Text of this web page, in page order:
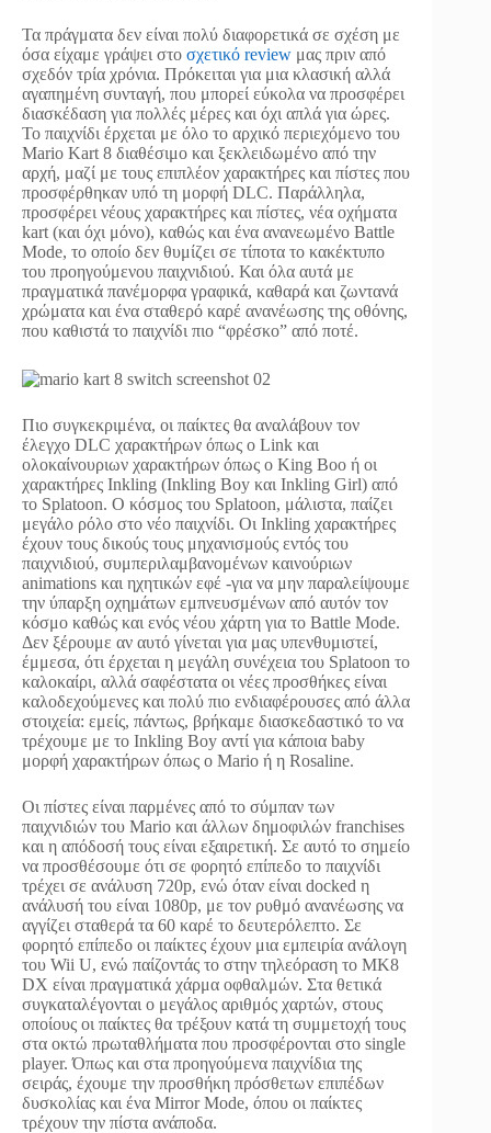
Τα πράγματα δεν είναι πολύ διαφορετικά σε σχέση με
όσα είχαμε γράψει στο σχετικό review μας πριν από
σχεδόν τρία χρόνια. Πρόκειται για μια κλασική αλλά
αγαπημένη συνταγή, που μπορεί εύκολα να προσφέρει
διασκέδαση για πολλές μέρες και όχι απλά για ώρες.
Το παιχνίδι έρχεται με όλο το αρχικό περιεχόμενο του
Μario Kart 8 διαθέσιμο και ξεκλειδωμένο από την
αρχή, μαζί με τους επιπλέον χαρακτήρες και πίστες που
προσφέρθηκαν υπό τη μορφή DLC. Παράλληλα,
προσφέρει νέους χαρακτήρες και πίστες, νέα οχήματα
kart (και όχι μόνο), καθώς και ένα ανανεωμένο Battle
Mode, το οποίο δεν θυμίζει σε τίποτα το κακέκτυπο
του προηγούμενου παιχνιδιού. Και όλα αυτά με
πραγματικά πανέμορφα γραφικά, καθαρά και ζωντανά
χρώματα και ένα σταθερό καρέ ανανέωσης της οθόνης,
που καθιστά το παιχνίδι πιο “φρέσκο” από ποτέ.
Πιο συγκεκριμένα, οι παίκτες θα αναλάβουν τον
έλεγχο DLC χαρακτήρων όπως ο Link και
ολοκαίνουριων χαρακτήρων όπως ο King Boo ή οι
χαρακτήρες Inkling (Inkling Boy και Inkling Girl) από
το Splatoon. O κόσμος του Splatoon, μάλιστα, παίζει
μεγάλο ρόλο στο νέο παιχνίδι. Οι Inkling χαρακτήρες
έχουν τους δικούς τους μηχανισμούς εντός του
παιχνιδιού, συμπεριλαμβανομένων καινούριων
animations και ηχητικών εφέ -για να μην παραλείψουμε
την ύπαρξη οχημάτων εμπνευσμένων από αυτόν τον
κόσμο καθώς και ενός νέου χάρτη για το Battle Mode.
Δεν ξέρουμε αν αυτό γίνεται για μας υπενθυμιστεί,
έμμεσα, ότι έρχεται η μεγάλη συνέχεια του Splatoon το
καλοκαίρι, αλλά σαφέστατα οι νέες προσθήκες είναι
καλοδεχούμενες και πολύ πιο ενδιαφέρουσες από άλλα
στοιχεία: εμείς, πάντως, βρήκαμε διασκεδαστικό το να
τρέχουμε με το Inkling Boy αντί για κάποια baby
μορφή χαρακτήρων όπως ο Mario ή η Rosaline.
Οι πίστες είναι παρμένες από το σύμπαν των
παιχνιδιών του Mario και άλλων δημοφιλών franchises
και η απόδοσή τους είναι εξαιρετική. Σε αυτό το σημείο
να προσθέσουμε ότι σε φορητό επίπεδο το παιχνίδι
τρέχει σε ανάλυση 720p, ενώ όταν είναι docked η
ανάλυσή του είναι 1080p, με τον ρυθμό ανανέωσης να
αγγίζει σταθερά τα 60 καρέ το δευτερόλεπτο. Σε
φορητό επίπεδο οι παίκτες έχουν μια εμπειρία ανάλογη
του Wii U, ενώ παίζοντάς το στην τηλεόραση το MK8
DX είναι πραγματικά χάρμα οφθαλμών. Στα θετικά
συγκαταλέγονται ο μεγάλος αριθμός χαρτών, στους
οποίους οι παίκτες θα τρέξουν κατά τη συμμετοχή τους
στα οκτώ πρωταθλήματα που προσφέρονται στο single
player. Όπως και στα προηγούμενα παιχνίδια της
σειράς, έχουμε την προσθήκη πρόσθετων επιπέδων
δυσκολίας και ένα Mirror Mode, όπου οι παίκτες
τρέχουν την πίστα ανάποδα.